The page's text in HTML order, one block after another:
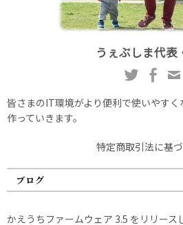
うぇぶしま代表
皆さまのIT環境がより便利で使いやす
作っていきます。
特定商取引法に基
ブログ
かえうちファームウェア 3.5 をリリース